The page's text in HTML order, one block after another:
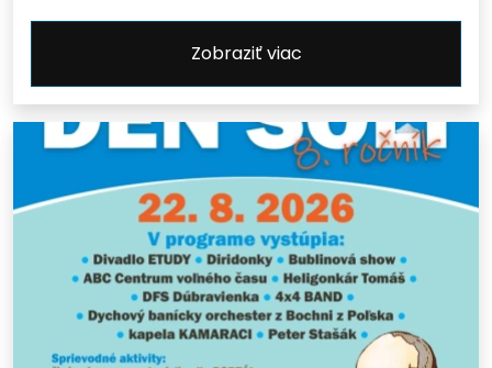
Zobraziť viac